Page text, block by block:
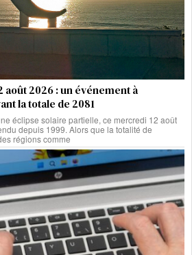
août 2026 : un événement à
la totale de 2081
éclipse solaire partielle, ce mercredi 12 août
depuis 1999. Alors que la totalité de
régions comme